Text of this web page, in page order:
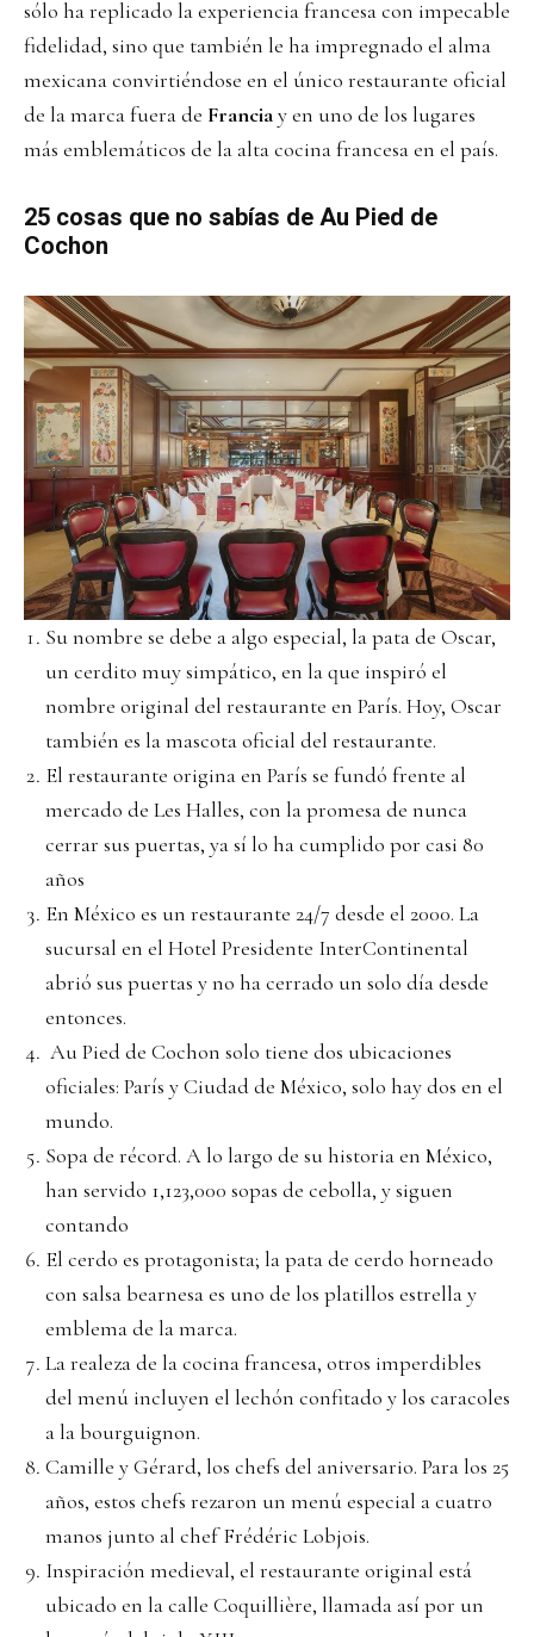
sólo ha replicado la experiencia francesa con impecable
fidelidad, sino que también le ha impregnado el alma
mexicana convirtiéndose en el único restaurante oficial
de la marca fuera de Franciay en uno de los lugares
más emblemáticos de la alta cocina francesa en el país.
25 cosas que no sabías de Au Pied de
Cochon
Su nombre se debe a algo especial, la pata de Oscar,
un cerdito muy simpático, en la que inspiró el
nombre original del restaurante en París. Hoy, Oscar
también es la mascota oficial del restaurante.
El restaurante origina en París se fundó frente al
mercado de Les Halles, con la promesa de nunca
cerrar sus puertas, ya sí lo ha cumplido por casi 80
años
En México es un restaurante 24/7 desde el 2000. La
sucursal en el Hotel Presidente InterContinental
abrió sus puertas y no ha cerrado un solo día desde
entonces.
Au Pied de Cochon solo tiene dos ubicaciones
oficiales: París y Ciudad de México, solo hay dos en el
mundo.
Sopa de récord. A lo largo de su historia en México,
han servido 1,123,000 sopas de cebolla, y siguen
contando
El cerdo es protagonista; la pata de cerdo horneado
con salsa bearnesa es uno de los platillos estrella y
emblema de la marca.
La realeza de la cocina francesa, otros imperdibles
del menú incluyen el lechón confitado y los caracoles
a la bourguignon.
Camille y Gérard, los chefs del aniversario. Para los 25
años, estos chefs rezaron un menú especial a cuatro
manos junto al chef Frédéric Lobjois.
Inspiración medieval, el restaurante original está
ubicado en la calle Coquillière, llamada así por un